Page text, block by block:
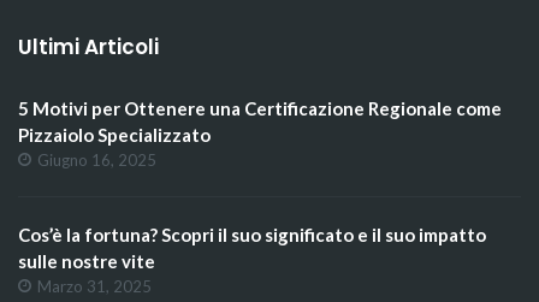
Ultimi Articoli
5 Motivi per Ottenere una Certificazione Regionale come
Pizzaiolo Specializzato
Giugno 16, 2025
Cos’è la fortuna? Scopri il suo significato e il suo impatto
sulle nostre vite
Marzo 31, 2025